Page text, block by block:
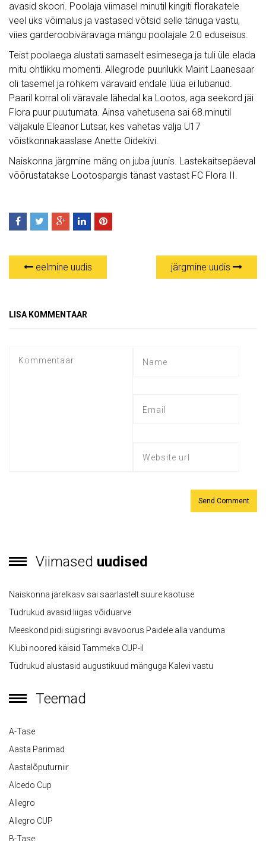
avasid skoori. Poolaja viimasel minutil kingiti florakatele
veel üks võimalus ja vastased võtsid selle tänuga vastu,
viies garderoobiväravaga mängu poolajale 2:0 eduseisus.
Teist poolaega alustati sarnaselt esimesega ja tuli üle elada
mitu ohtlikku momenti. Allegrode puurilukk Mairit Laanesaar
oli tasemel ja rohkem väravaid endale lüüa ei lubanud.
Paaril korral oli väravale lähedal ka Lootos, aga seekord jäi
Flora puur puutumata. Ainsa vahetusena sai 68.minutil
väljakule Eleanor Lutsar, kes vahetas välja U17
võistkonnakaaslase Anette Oidekivi.
Naiskonna järgmine mäng on juba juunis. Lastekaitsepäeval
võõrustatakse Lootospargis tänast vastast FC Flora II.
eelmine uudis järgmine uudis
LISA KOMMENTAAR
Viimased uudised
Naiskonna järelkasv sai saarlastelt suure kaotuse
Tüdrukud avasid liigas võiduarve
Meeskond pidi sügisringi avavoorus Paidele alla vanduma
Klubi noored käisid Tammeka CUP-il
Tüdrukud alustasid augustikuud mänguga Kalevi vastu
Teemad
A-Tase
Aasta Parimad
Aastalõputurniir
Alcedo Cup
Allegro
Allegro CUP
B-Tase